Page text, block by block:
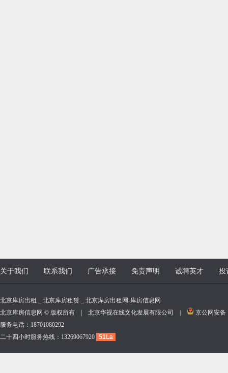
关于我们 联系我们 广告承接 免责声明 诚聘英才 投
北京库房出租 _ 北京库房租赁 _ 北京库房出租网-库房信息网
北京库房信息网 © 版权所有 | 北京华视在线文化发展有限公司 |
京公网安备
服务电话：18701080292
二十四小时服务热线：13269067920 51La